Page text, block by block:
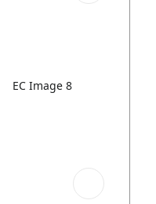
EC Image 8